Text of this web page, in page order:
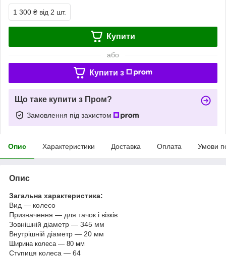
1 300 ₴ від 2 шт.
Купити
або
Купити з
Що таке купити з Пром?
Замовлення під захистом
Опис Характеристики Доставка Оплата Умови
Опис
Загальна характеристика:
Вид — колесо
Призначення — для тачок і візків
Зовнішній діаметр — 345 мм
Внутрішній діаметр — 20 мм
Ширина колеса — 80 мм
Ступиця колеса — 64